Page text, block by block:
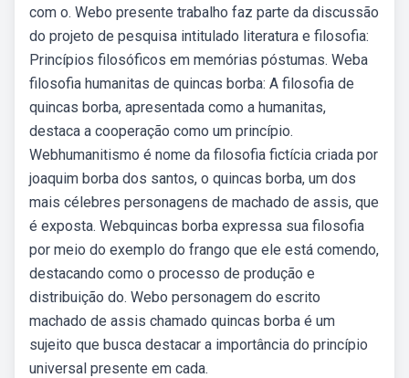
com o. Webo presente trabalho faz parte da discussão
do projeto de pesquisa intitulado literatura e filosofia:
Princípios filosóficos em memórias póstumas. Weba
filosofia humanitas de quincas borba: A filosofia de
quincas borba, apresentada como a humanitas,
destaca a cooperação como um princípio.
Webhumanitismo é nome da filosofia fictícia criada por
joaquim borba dos santos, o quincas borba, um dos
mais célebres personagens de machado de assis, que
é exposta. Webquincas borba expressa sua filosofia
por meio do exemplo do frango que ele está comendo,
destacando como o processo de produção e
distribuição do. Webo personagem do escrito
machado de assis chamado quincas borba é um
sujeito que busca destacar a importância do princípio
universal presente em cada.